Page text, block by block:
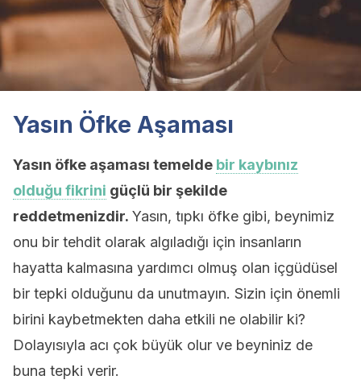
Yasın Öfke Aşaması
Yasın öfke aşaması temelde bir kaybınız
olduğu fikrini güçlü bir şekilde
reddetmenizdir. Yasın, tıpkı öfke gibi, beynimiz
onu bir tehdit olarak algıladığı için insanların
hayatta kalmasına yardımcı olmuş olan içgüdüsel
bir tepki olduğunu da unutmayın. Sizin için önemli
birini kaybetmekten daha etkili ne olabilir ki?
Dolayısıyla acı çok büyük olur ve beyniniz de
buna tepki verir.